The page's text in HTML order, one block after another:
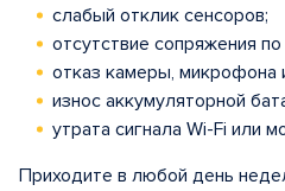
слабый отклик сенсоров;
отсутствие сопряжения
отказ камеры, микрофона
износ аккумуляторной
утрата сигнала Wi-Fi или
Приходите в любой день